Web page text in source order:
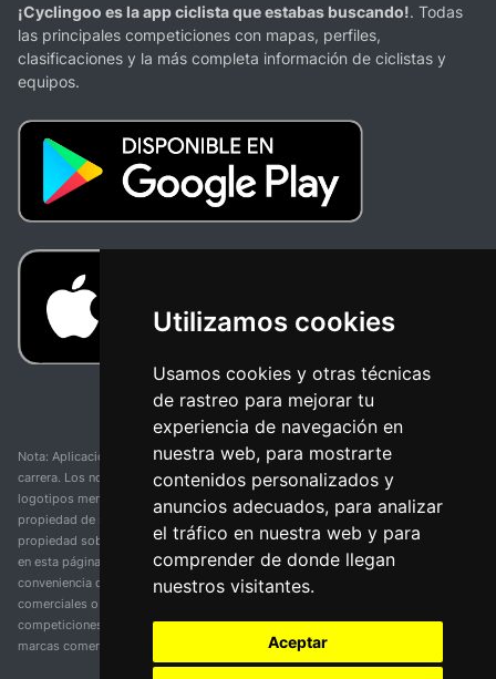
Utilizamos cookies
Usamos cookies y otras técnicas
de rastreo para mejorar tu
experiencia de navegación en
nuestra web, para mostrarte
contenidos personalizados y
anuncios adecuados, para analizar
el tráfico en nuestra web y para
comprender de donde llegan
nuestros visitantes.
Aceptar
¡Cyclingoo es la app ciclista que estabas buscando!. Todas
las principales competiciones con mapas, perfiles,
clasificaciones y la más completa información de ciclistas y
equipos.
Nota: Aplicación y web no oficial y no relacionada con ninguna organización o
carrera. Los nombres de equipos, competiciones, marcas comerciales y
logotipos mencionados en esta página de resultados de ciclismo son
propiedad de sus respectivos dueños. No tenemos afiliación, patrocinio ni
propiedad sobre estas marcas comerciales. Toda la información proporcionada
en esta página se presenta únicamente con fines informativos y para la
conveniencia de nuestros usuarios. Cualquier uso de nombres, marcas
comerciales o logotipos tiene el único propósito de identificar equipos y
competiciones y no implica asociación o respaldo. Todos los derechos de las
marcas comerciales mencionadas aquí pertenecen a sus propietarios legítimos.